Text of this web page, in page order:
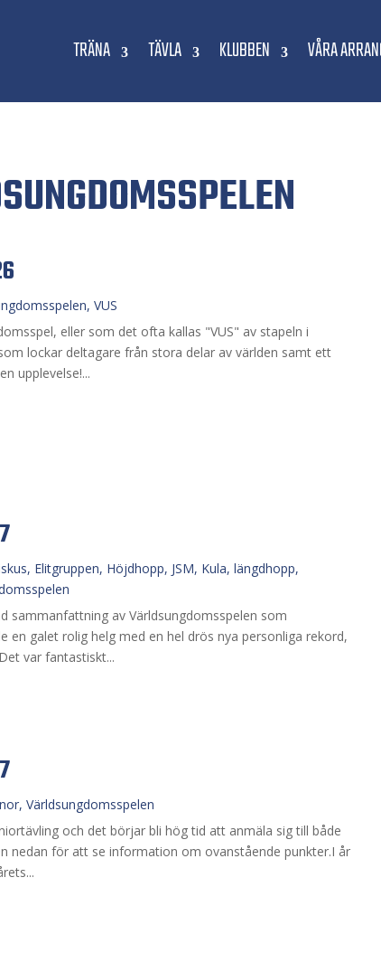
TRÄNA TÄVLA KLUBBEN VÅRA
,VUS
eller som det ofta kallas "VUS" av stapeln i
lockar deltagare från stora delar av världen samt ett
upplevelse!...
, Elitgruppen, Höjdhopp, JSM, Kula,längdhopp,
sammanfattning av Världsungdomsspelen som
en galet rolig helg med en hel drös nya personliga rekord,
var fantastiskt...
,Världsungdomsspelen
och det börjar bli hög tid att anmäla sig till både
nedan för att se information om ovanstående punkter.I år